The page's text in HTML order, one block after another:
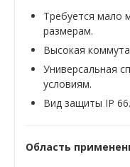
Требуется мало
размерам.
Высокая
Универсальная
условиям.
Вид защиты IP 66.
Область